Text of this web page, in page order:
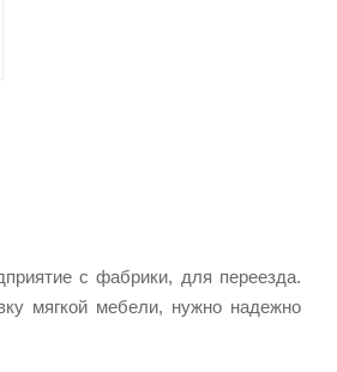
с фабрики, для переезда.
мягкой мебели, нужно надежно